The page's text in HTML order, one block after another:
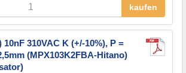
kaufen
10nF 310VAC K (+/-10%), P =
(MPX103K2FBA-Hitano)